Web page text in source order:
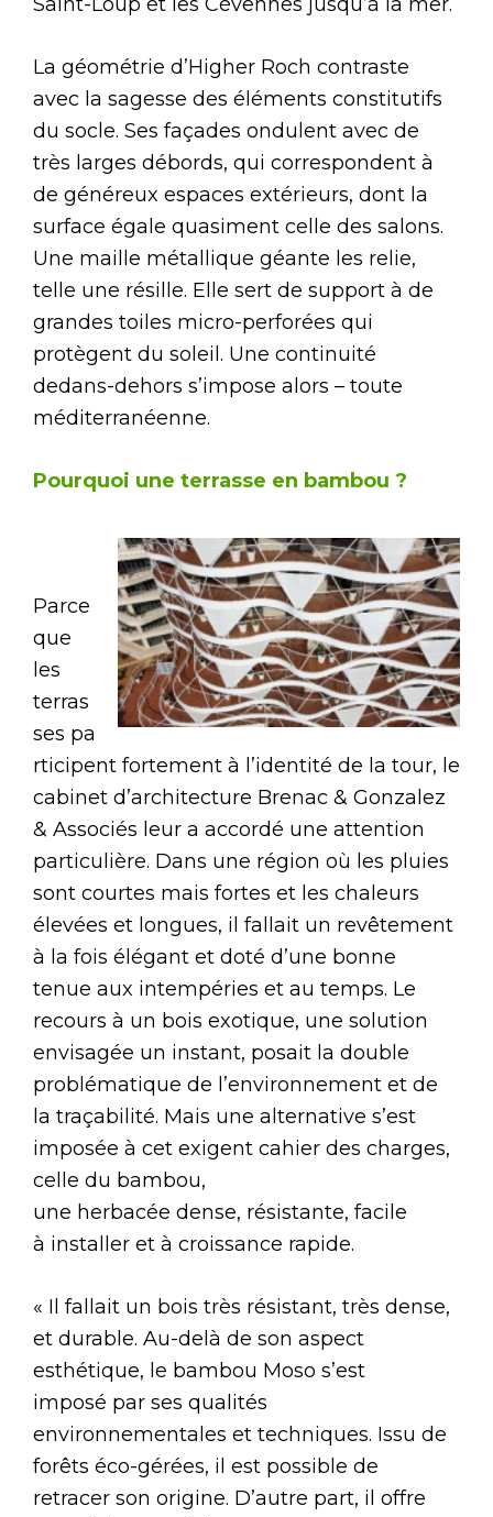
Saint-Loup et les Cévennes jusqu’à la mer.
La géométrie d’Higher Roch contraste
avec la sagesse des éléments constitutifs
du socle. Ses façades ondulent avec de
très larges débords, qui correspondent à
de généreux espaces extérieurs, dont la
surface égale quasiment celle des salons.
Une maille métallique géante les relie,
telle une résille. Elle sert de support à de
grandes toiles micro-perforées qui
protègent du soleil. Une continuité
dedans-dehors s’impose alors – toute
méditerranéenne.
Pourquoi une terrasse en bambou ?
Parce
que
les
terras
ses pa
rticipent fortement à l’identité de la tour, le
cabinet d’architecture Brenac & Gonzalez
& Associés leur a accordé une attention
particulière. Dans une région où les pluies
sont courtes mais fortes et les chaleurs
élevées et longues, il fallait un revêtement
à la fois élégant et doté d’une bonne
tenue aux intempéries et au temps. Le
recours à un bois exotique, une solution
envisagée un instant, posait la double
problématique de l’environnement et de
la traçabilité. Mais une alternative s’est
imposée à cet exigent cahier des charges,
celle du bambou,
une herbacée dense, résistante, facile
à installer et à croissance rapide.
« Il fallait un bois très résistant, très dense,
et durable. Au-delà de son aspect
esthétique, le bambou Moso s’est
imposé par ses qualités
environnementales et techniques. Issu de
forêts éco-gérées, il est possible de
retracer son origine. D’autre part, il offre